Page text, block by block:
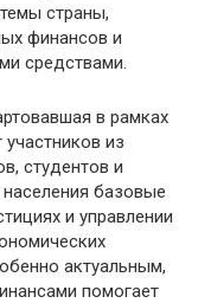
страны,
финансов и
средствами.
в рамках
из
студентов и
базовые
и управлении
актуальным,
помогает